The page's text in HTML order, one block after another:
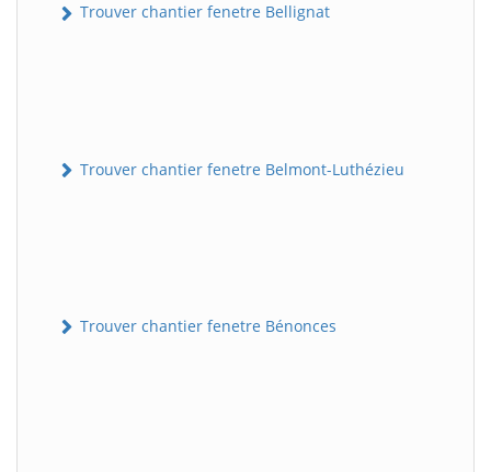
Trouver chantier fenetre Bellignat
Trouver chantier fenetre Belmont-Luthézieu
Trouver chantier fenetre Bénonces